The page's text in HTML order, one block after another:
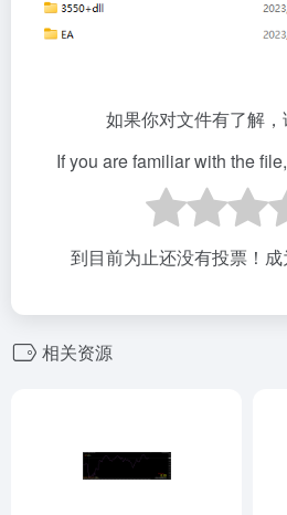
如果你对文件有了解，
If you are familiar with the
到目前为止还没有投票！成
相关资源